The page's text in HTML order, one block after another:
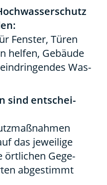
Fens­ter, Türen
hel­fen, Gebäu­de
Was­
sind ent­schei­
das jewei­li­ge
ört­li­chen Gege­
abge­stimmt